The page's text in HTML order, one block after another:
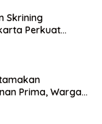
Skrining
Perkuat
Prima, Warga